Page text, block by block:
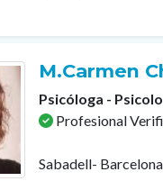
M.Carmen
Psicóloga -
Profesional
Sabadell-